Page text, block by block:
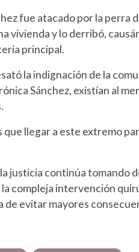
fue atacado por la perra
vivienda y lo derribó,
principal.
la indignación de la
Sánchez, existían al
que llegar a este extremo
justicia continúa tomando
compleja intervención
de evitar mayores